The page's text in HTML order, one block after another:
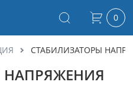
0
СТАБИЛИЗАТОРЫ
НАПРЯЖЕНИЯ